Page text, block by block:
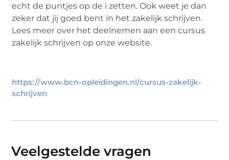
echt de puntjes op de i zetten. Ook weet je dan
zeker dat jij goed bent in het zakelijk schrijven.
Lees meer over het deelnemen aan een cursus
zakelijk schrijven op onze website.
https://www.bcn-opleidingen.nl/cursus-zakelijk-
schrijven
Veelgestelde vragen